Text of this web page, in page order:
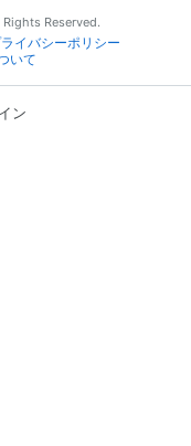
Reserved.
イバシーポリシー
いて
ン